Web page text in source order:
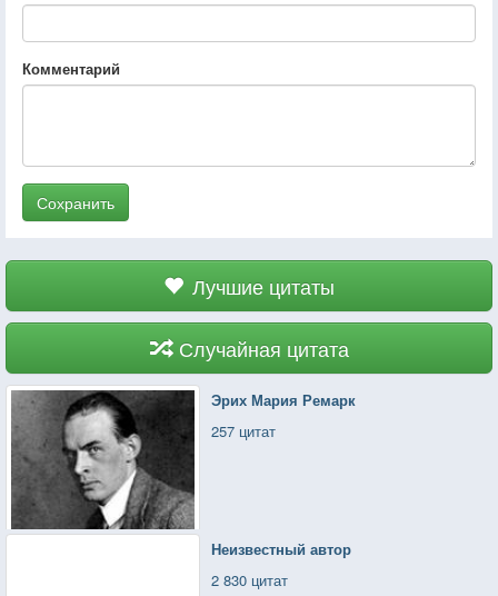
Комментарий
Сохранить
Лучшие цитаты
Случайная цитата
Эрих Мария Ремарк
257 цитат
Неизвестный автор
2 830 цитат